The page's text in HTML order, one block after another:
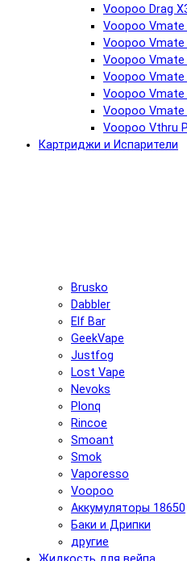
Voopoo Drag
Voopoo Vmate
Voopoo Vmate
Voopoo
Voopoo Vmate
Voopoo Vmate
Voopoo Vmate
Voopoo Vthru
Картриджи и Испарители
Brusko
Dabbler
Elf Bar
GeekVape
Justfog
Lost Vape
Nevoks
Plonq
Rincoe
Smoant
Smok
Vaporesso
Voopoo
Аккумуляторы 18650
Баки и Дрипки
другие